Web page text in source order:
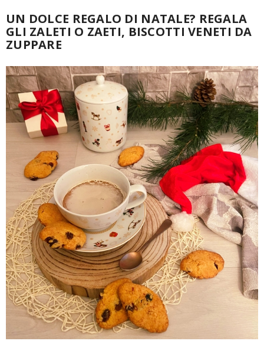
UN DOLCE REGALO DI NATALE? REGALA
GLI ZALETI O ZAETI, BISCOTTI VENETI DA
ZUPPARE